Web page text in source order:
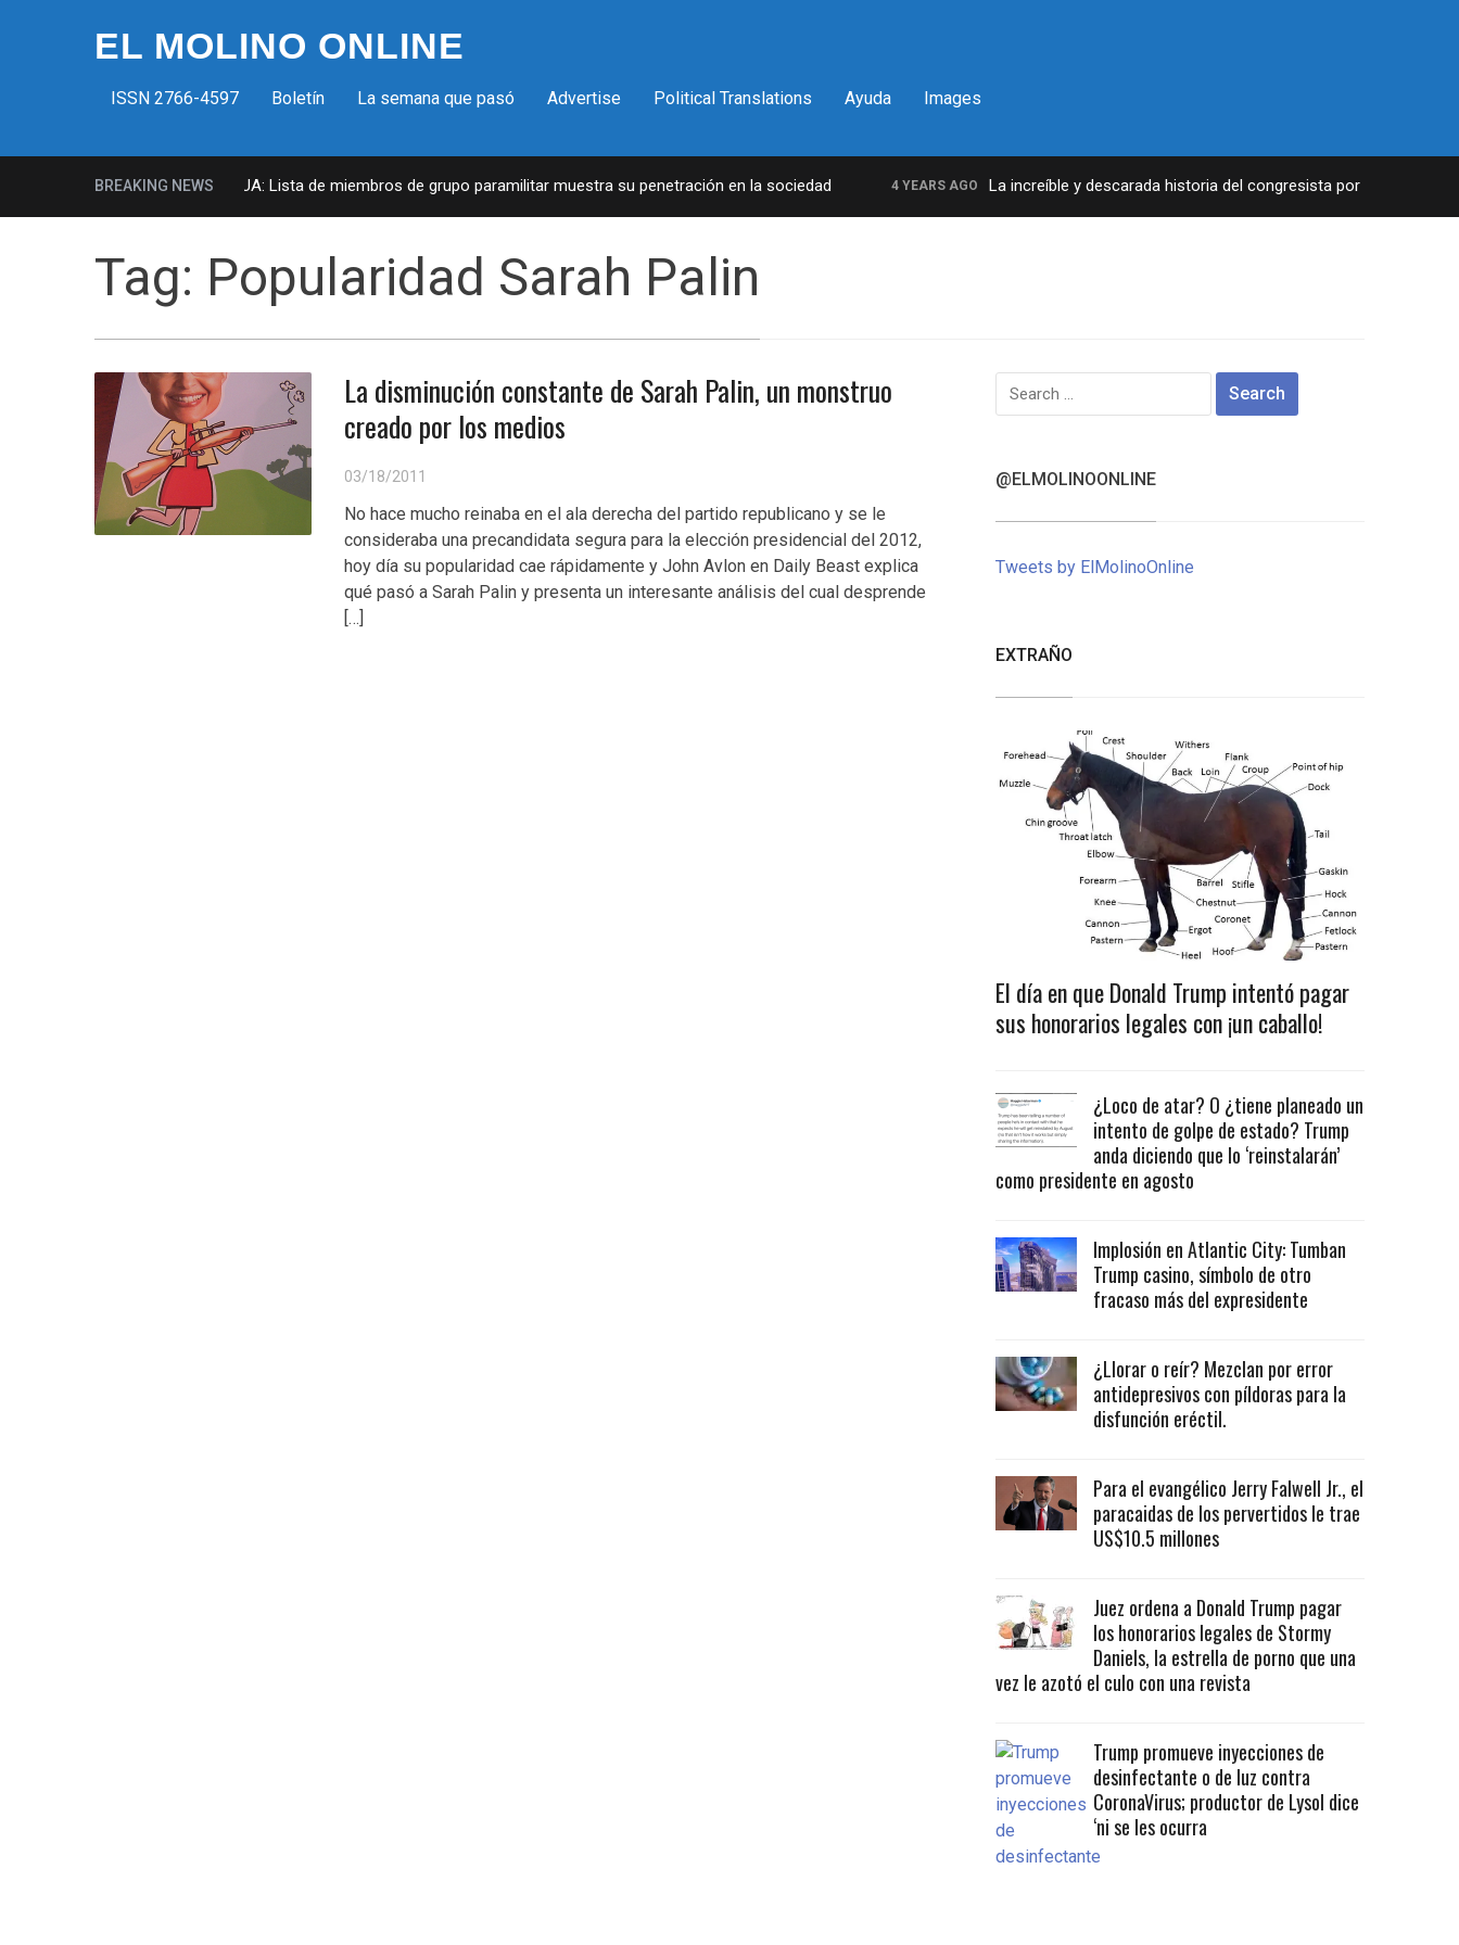
EL MOLINO ONLINE
ISSN 2766-4597 Boletín La semana que pasó Advertise Political Translations Ayuda Images
BREAKING NEWS
Milicias fascistas en EUA: Lista de miembros de grupo paramilitar muestra su penetración en la sociedad 4 YEARS AGO La increíble y descarada historia del congresista por NY George
Tag: Popularidad Sarah Palin
La disminución constante de Sarah Palin, un monstruo
creado por los medios
03/18/2011
No hace mucho reinaba en el ala derecha del partido republicano y se le
consideraba una precandidata segura para la elección presidencial del 2012,
hoy día su popularidad cae rápidamente y John Avlon en Daily Beast explica
qué pasó a Sarah Palin y presenta un interesante análisis del cual desprende
[…]
Search
for:
@ELMOLINOONLINE
Tweets by ElMolinoOnline
EXTRAÑO
El día en que Donald Trump intentó pagar
sus honorarios legales con ¡un caballo!
¿Loco de atar? O ¿tiene planeado un
intento de golpe de estado? Trump
anda diciendo que lo ‘reinstalarán’
como presidente en agosto
Implosión en Atlantic City: Tumban
Trump casino, símbolo de otro
fracaso más del expresidente
¿Llorar o reír? Mezclan por error
antidepresivos con píldoras para la
disfunción eréctil.
Para el evangélico Jerry Falwell Jr., el
paracaidas de los pervertidos le trae
US$10.5 millones
Juez ordena a Donald Trump pagar
los honorarios legales de Stormy
Daniels, la estrella de porno que una
vez le azotó el culo con una revista
Trump promueve inyecciones de
desinfectante o de luz contra
CoronaVirus; productor de Lysol dice
‘ni se les ocurra